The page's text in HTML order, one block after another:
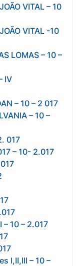
VITAL – 10
VITAL -10
LOMAS – 10 –
IV
– 10 – 2 017
– 10 –
017
– 10- 2.017
– 10 – 2.017
I,II,III – 10 –